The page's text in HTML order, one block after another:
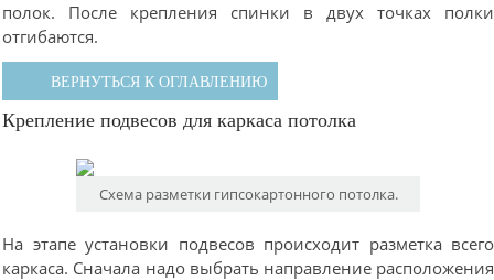
полок. После крепления спинки в двух точках полки
отгибаются.
ВЕРНУТЬСЯ К ОГЛАВЛЕНИЮ
Крепление подвесов для каркаса потолка
Схема разметки гипсокартонного потолка.
На этапе установки подвесов происходит разметка всего
каркаса. Сначала надо выбрать направление расположения